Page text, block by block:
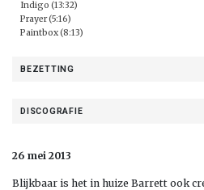
Indigo (13:32)
Prayer (5:16)
Paintbox (8:13)
BEZETTING
DISCOGRAFIE
26 mei 2013
Blijkbaar is het in huize Barrett ook